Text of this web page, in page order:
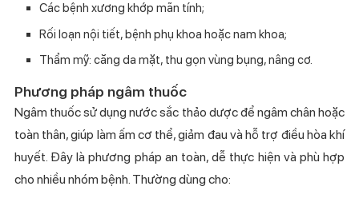
Các bệnh xương khớp mãn tính;
Rối loạn nội tiết, bệnh phụ khoa hoặc nam khoa;
Thẩm mỹ: căng da mặt, thu gọn vùng bụng, nâng cơ.
Phương pháp ngâm thuốc
Ngâm thuốc sử dụng nước sắc thảo dược để ngâm chân hoặc
toàn thân, giúp làm ấm cơ thể, giảm đau và hỗ trợ điều hòa khí
huyết. Đây là phương pháp an toàn, dễ thực hiện và phù hợp
cho nhiều nhóm bệnh. Thường dùng cho: